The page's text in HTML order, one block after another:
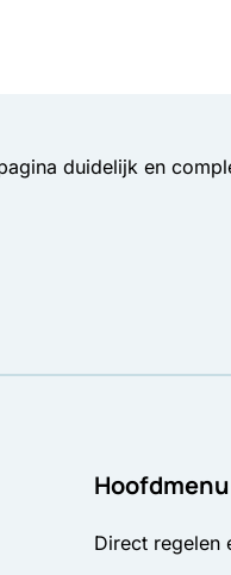
duidelijk en
Hoofdmenu
Direct regelen